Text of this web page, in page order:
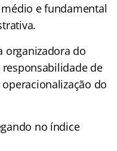
e fundamental
organizadora do
de
do
no índice